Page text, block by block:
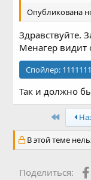
Опубликована
Здравствуйте.
Менагер видит
Спойлер: 1111111
Так и должно
First
В этой теме
Поделиться: